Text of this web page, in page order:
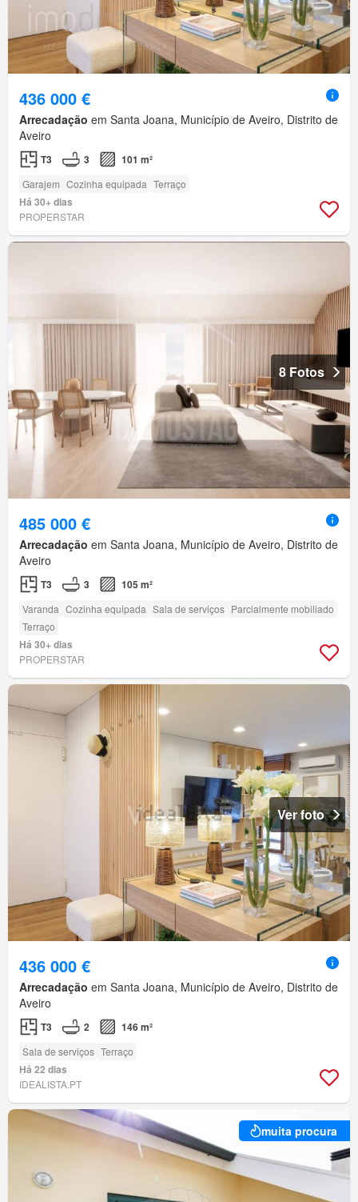
436 000 €
Arrecadação em Santa Joana, Município de Aveiro, Distrito de
Aveiro
T3 3 101 m²
Garajem Cozinha equipada Terraço
Há 30+ dias
PROPERSTAR
8 Fotos
485 000 €
Arrecadação em Santa Joana, Município de Aveiro, Distrito de
Aveiro
T3 3 105 m²
Varanda Cozinha equipada Sala de serviços Parcialmente mobiliado
Terraço
Há 30+ dias
PROPERSTAR
Ver foto
436 000 €
Arrecadação em Santa Joana, Município de Aveiro, Distrito de
Aveiro
T3 2 146 m²
Sala de serviços Terraço
Há 22 dias
IDEALISTA.PT
muita procura